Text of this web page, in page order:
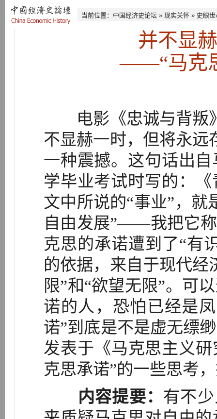
当前位置： 中国经济史论坛 » 现实关怀 » 史眼世
并不显
——“马克
电影《忠诚与背叛
不显赫一时，但将永远
一种震撼。这句话出
学毕业考试时写的：
文中所说的“事业”，就
自由发展”——我把它称
克思的承诺遭到了“有
的依据，来自于现代经
限”和“欲望无限”。可
诺的人，恐怕已经是
诺”到底是不是虚无缥
发表于《马克思主义
克思承诺”的一些思考
内容提要： 有不